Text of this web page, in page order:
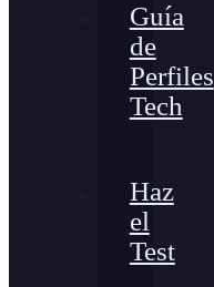
Guía
de
Perfiles
Tech
Haz
el
Test